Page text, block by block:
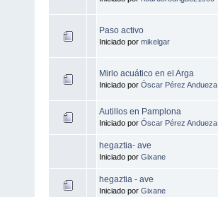
Paso activo
Iniciado por mikelgar
Mirlo acuático en el Arga
Iniciado por Óscar Pérez Andueza
Autillos en Pamplona
Iniciado por Óscar Pérez Andueza
hegaztia- ave
Iniciado por Gixane
hegaztia - ave
Iniciado por Gixane